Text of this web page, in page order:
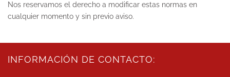
Nos reservamos el derecho a modificar estas normas en
cualquier momento y sin previo aviso.
INFORMACIÓN DE CONTACTO: